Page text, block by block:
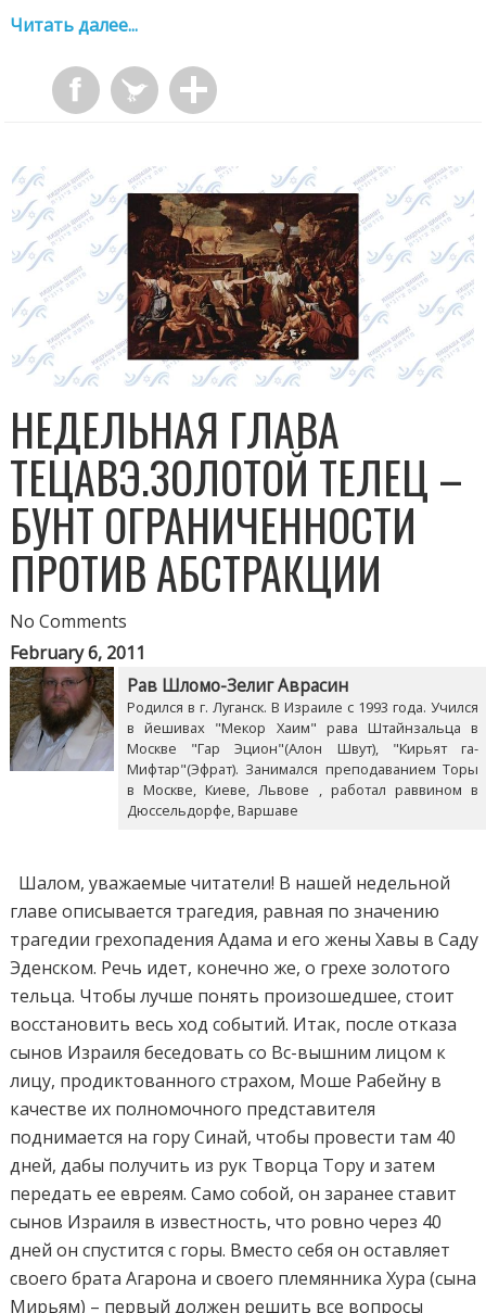
Читать далее...
НЕДЕЛЬНАЯ ГЛАВА
ТЕЦАВЭ.ЗОЛОТОЙ ТЕЛЕЦ –
БУНТ ОГРАНИЧЕННОСТИ
ПРОТИВ АБСТРАКЦИИ
No Comments
February 6, 2011
Рав Шломо-Зелиг Аврасин
Родился в г. Луганск. В Израиле с 1993 года. Учился
в йешивах "Мекор Хаим" рава Штайнзальца в
Москве "Гар Эцион"(Алон Швут), "Кирьят га-
Мифтар"(Эфрат). Занимался преподаванием Торы
в Москве, Киеве, Львове , работал раввином в
Дюссельдорфе, Варшаве
Шалом, уважаемые читатели! В нашей недельной
главе описывается трагедия, равная по значению
трагедии грехопадения Адама и его жены Хавы в Саду
Эденском. Речь идет, конечно же, о грехе золотого
тельца. Чтобы лучше понять произошедшее, стоит
восстановить весь ход событий. Итак, после отказа
сынов Израиля беседовать со Вс-вышним лицом к
лицу, продиктованного страхом, Моше Рабейну в
качестве их полномочного представителя
поднимается на гору Синай, чтобы провести там 40
дней, дабы получить из рук Творца Тору и затем
передать ее евреям. Само собой, он заранее ставит
сынов Израиля в известность, что ровно через 40
дней он спустится с горы. Вместо себя он оставляет
своего брата Агарона и своего племянника Хура (сына
Мирьям) – первый должен решить все вопросы